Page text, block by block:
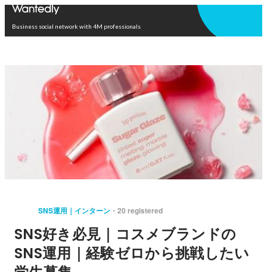
Business social network with 4M professionals
SNS運用｜インターン 20 registered
SNS好き必見｜コスメブランドの
SNS運用｜経験ゼロから挑戦したい